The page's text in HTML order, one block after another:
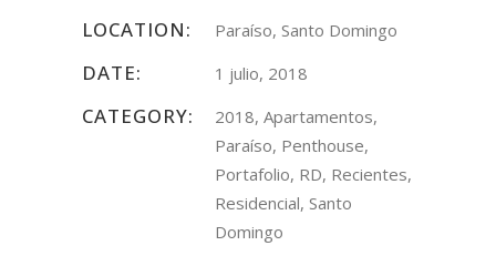
LOCATION: Paraíso, Santo Domingo
DATE: 1 julio, 2018
CATEGORY:
2018, Apartamentos,
Paraíso, Penthouse,
Portafolio, RD, Recientes,
Residencial, Santo
Domingo